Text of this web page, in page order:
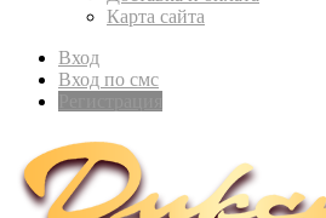
Карта сайта
Вход
Вход по смс